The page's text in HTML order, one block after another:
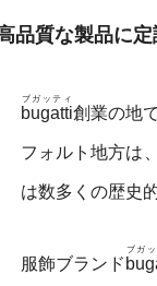
品質な製品に
bugatti
ブガッティ
創業の地
フォルト地方は
は数多くの歴史
服飾ブランド
ブガ